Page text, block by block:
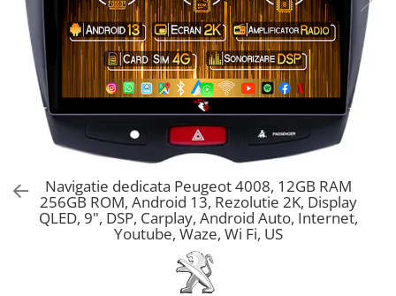
Navigatie dedicata Peugeot 4008, 12GB RAM
256GB ROM, Android 13, Rezolutie 2K, Display
QLED, 9", DSP, Carplay, Android Auto, Internet,
Youtube, Waze, Wi Fi, US